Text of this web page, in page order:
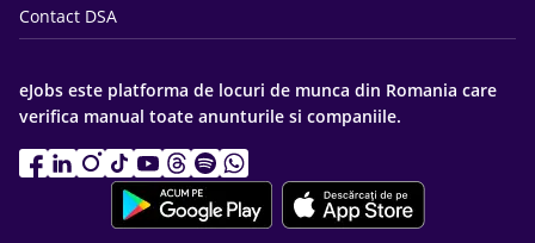
Contact DSA
eJobs este platforma de locuri de munca din Romania care
verifica manual toate anunturile si companiile.